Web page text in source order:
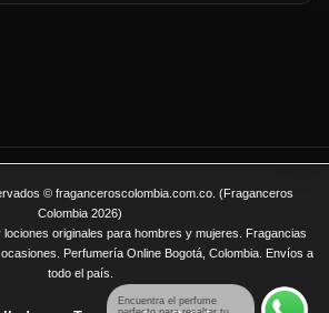
Encuentra el perfume
© fraganceroscolombia.com.co. (Fraganceros
Colombia 2026)
originales para hombres y mujeres. Fragancias
Perfumería Online Bogotá, Colombia. Envíos a
todo el país.